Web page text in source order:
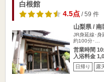
白根館
4.5点/ 59 件
山梨県 /
JR身延線･身
約100分･…
営業時間
入浴料金
日帰り 露